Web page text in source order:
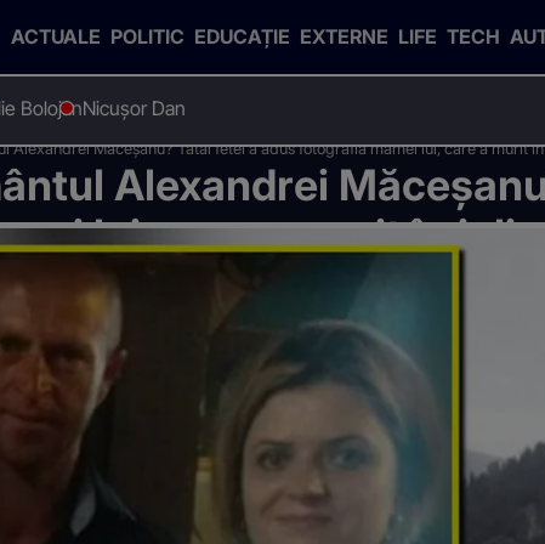
ACTUALE POLITIC EDUCAȚIE EXTERNE LIFE TECH
BolojanNicușor Dan
Alexandrei Măceșanu? Tatăl fetei a adus fotografia mamei lui, care a murit
Alexandrei
lui, care a murit în
insectă FOTO EXCLUSIV